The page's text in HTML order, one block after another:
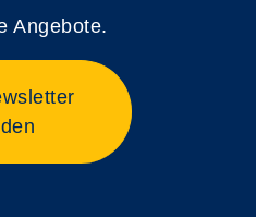
Angebote.